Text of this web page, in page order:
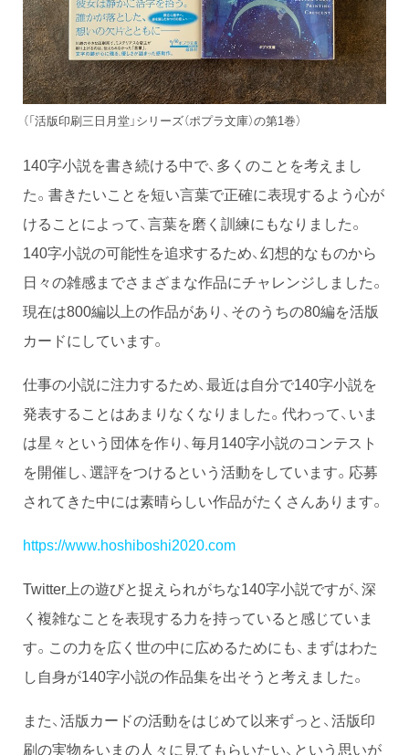
（「活版印刷三日月堂」シリーズ（ポプラ文庫）の第1巻）
140字小説を書き続ける中で、多くのことを考えまし
た。書きたいことを短い言葉で正確に表現するよう心が
けることによって、言葉を磨く訓練にもなりました。
140字小説の可能性を追求するため、幻想的なものから
日々の雑感までさまざまな作品にチャレンジしました。
現在は800編以上の作品があり、そのうちの80編を活版
カードにしています。
仕事の小説に注力するため、最近は自分で140字小説を
発表することはあまりなくなりました。代わって、いま
は星々という団体を作り、毎月140字小説のコンテスト
を開催し、選評をつけるという活動をしています。応募
されてきた中には素晴らしい作品がたくさんあります。
https://www.hoshiboshi2020.com
Twitter上の遊びと捉えられがちな140字小説ですが、深
く複雑なことを表現する力を持っていると感じていま
す。この力を広く世の中に広めるためにも、まずはわた
し自身が140字小説の作品集を出そうと考えました。
また、活版カードの活動をはじめて以来ずっと、活版印
刷の実物をいまの人々に見てもらいたい、という思いが